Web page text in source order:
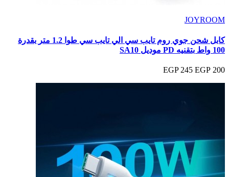
JOYROOM
كابل شحن جوي روم تايب سي الي تايب سي طوا 1.2 متر بقدرة
100 واط بتقنيه PD موديل SA10
200 EGP
245 EGP